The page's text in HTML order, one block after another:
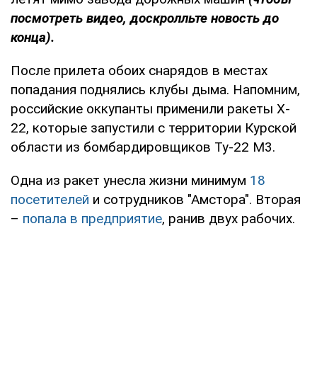
посмотреть видео, доскролльте новость до
конца).
После прилета обоих снарядов в местах
попадания поднялись клубы дыма. Напомним,
российские оккупанты применили ракеты X-
22, которые запустили с территории Курской
области из бомбардировщиков Ту-22 М3.
Одна из ракет унесла жизни минимум 18
посетителей и сотрудников "Амстора". Вторая
– попала в предприятие, ранив двух рабочих.